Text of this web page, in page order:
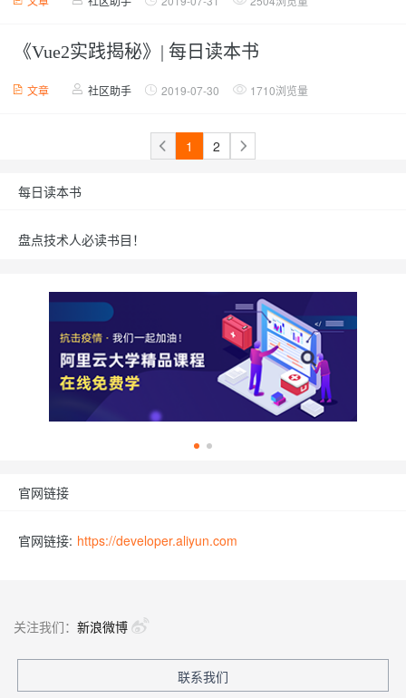
《Vue2实践揭秘》| 每日读本书
文章 社区助手 2019-07-30 1710浏览量
1 2
每日读本书
盘点技术人必读书目！
官网链接
官网链接: https://developer.aliyun.com
关注我们： 新浪微博
联系我们